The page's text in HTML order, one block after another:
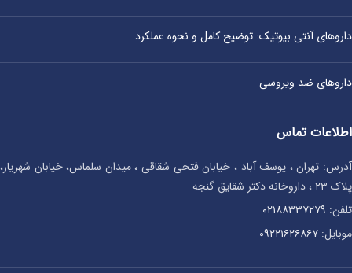
داروهای آنتی‌ بیوتیک: توضیح کامل و نحوه عملکرد
داروهای ضد ویروسی
اطلاعات تماس
آدرس: تهران ، یوسف آباد ، خیابان فتحی شقاقی ، میدان سلماس، خیابان شهریار،
پلاک ۲۳ ، داروخانه دکتر شقایق گنجه
تلفن: ۰۲۱۸۸۳۳۷۲۷۹
موبایل: ۰۹۲۲۱۶۲۶۸۶۷